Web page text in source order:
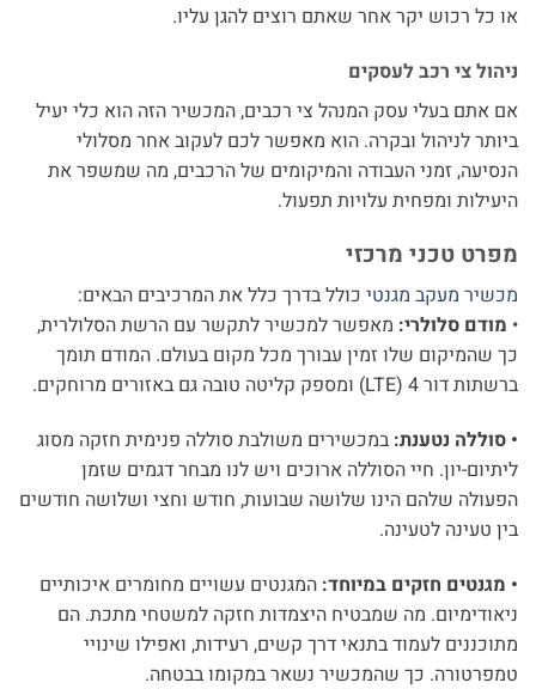
או כל רכוש יקר אחר שאתם רוצים להגן עליו.
ניהול צי רכב לעסקים
אם אתם בעלי עסק המנהל צי רכבים, המכשיר הזה הוא כלי יעיל
ביותר לניהול ובקרה. הוא מאפשר לכם לעקוב אחר מסלולי
הנסיעה, זמני העבודה והמיקומים של הרכבים, מה שמשפר את
היעילות ומפחית עלויות תפעול.
מפרט טכני מרכזי
מכשיר מעקב מגנטי כולל בדרך כלל את המרכיבים הבאים:
• מודם סלולרי: מאפשר למכשיר לתקשר עם הרשת הסלולרית,
כך שהמיקום שלו זמין עבורך מכל מקום בעולם. המודם תומך
ברשתות דור 4 (LTE) ומספק קליטה טובה גם באזורים מרוחקים.
• סוללה נטענת: במכשירים משולבת סוללה פנימית חזקה מסוג
ליתיום-יון. חיי הסוללה ארוכים ויש לנו מבחר דגמים שזמן
הפעולה שלהם הינו שלושה שבועות, חודש וחצי ושלושה חודשים
בין טעינה לטעינה.
• מגנטים חזקים במיוחד: המגנטים עשויים מחומרים איכותיים
ניאודימיום. מה שמבטיח היצמדות חזקה למשטחי מתכת. הם
מתוכננים לעמוד בתנאי דרך קשים, רעידות, ואפילו שינויי
טמפרטורה. כך שהמכשיר נשאר במקומו בבטחה.